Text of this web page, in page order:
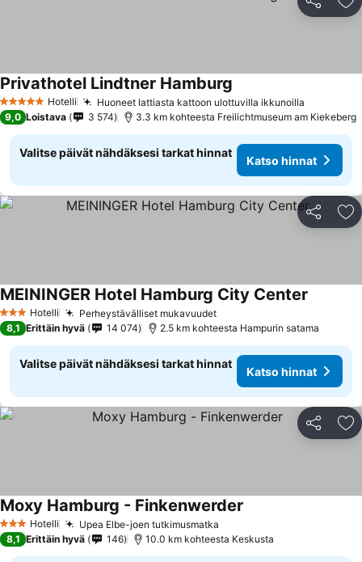
Jaa
5 Tähtiluokitus
Hotelli Huoneet lattiasta kattoon ulottuvilla ikkunoilla
Privathotel Lindtner Hamburg
9,0 Loistava 3 574 3.3 km kohteesta Freilichtmuseum am Kiekeberg
Valitse päivät nähdäksesi tarkat hinnat
Katso hinnat
Jaa
3 Tähtiluokitus
Hotelli Perheystävälliset mukavuudet
MEININGER Hotel Hamburg City Center
8,1 Erittäin hyvä 14 074 2.5 km kohteesta Hampurin satama
Valitse päivät nähdäksesi tarkat hinnat
Katso hinnat
Jaa
3 Tähtiluokitus
Hotelli Upea Elbe-joen tutkimusmatka
Moxy Hamburg - Finkenwerder
8,1 Erittäin hyvä 146 10.0 km kohteesta Keskusta